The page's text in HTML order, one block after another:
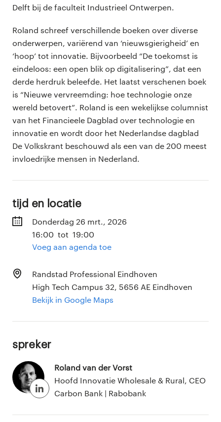
Delft bij de faculteit Industrieel Ontwerpen.
Roland schreef verschillende boeken over diverse
onderwerpen, variërend van ‘nieuwsgierigheid’ en
‘hoop’ tot innovatie. Bijvoorbeeld “De toekomst is
eindeloos: een open blik op digitalisering”, dat een
derde herdruk beleefde. Het laatst verschenen boek
is “Nieuwe vervreemding: hoe technologie onze
wereld betovert”. Roland is een wekelijkse columnist
van het Financieele Dagblad over technologie en
innovatie en wordt door het Nederlandse dagblad
De Volkskrant beschouwd als een van de 200 meest
invloedrijke mensen in Nederland.
Tijd en locatie
Donderdag 26 mrt., 2026
16:00 tot 19:00
Voeg aan agenda toe
Randstad Professional Eindhoven
High Tech Campus 32, 5656 AE Eindhoven
Bekijk in Google Maps
Spreker
Roland van der Vorst
Hoofd Innovatie Wholesale & Rural, CEO
Carbon Bank | Rabobank